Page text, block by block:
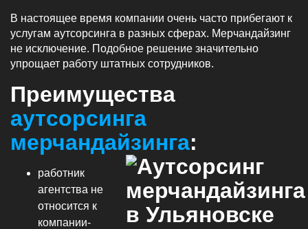
В настоящее время компании очень часто прибегают к
услугам аутсорсинга в разных сферах. Мерчандайзинг
не исключение. Подобное решение значительно
упрощает работу штатных сотрудников.
Преимущества
аутсорсинга
мерчандайзинга:
работник
агентства не
относится к
компании-